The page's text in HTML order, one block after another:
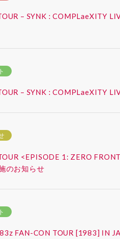
– SYNK : COMPLaeXITY
– SYNK : COMPLaeXITY
<EPISODE 1: ZERO
のお知らせ
FAN-CON TOUR [1983] IN